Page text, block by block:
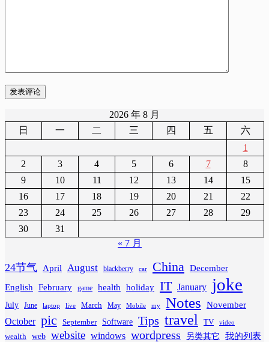
发表评论
2026 年 8 月
日
一 二 三 四 五
六
1
2
3 4 5 6 7
8
9
10 11 12 13 14
15
16
17 18 19 20 21
22
23
24 25 26 27 28
29
30
31
« 7 月
24节气 April August blackberry car China December
English
February game health holiday IT January joke
July June laptop live March May Mobile my Notes November
October pic September Software Tips travel TV video
wealth web website windows wordpress 另类其它 我的列表